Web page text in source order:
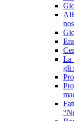
La
gli